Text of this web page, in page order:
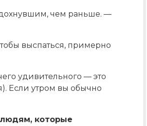
чем раньше. —
выспаться, примерно
удивительного — это
Если утром вы обычно
которые